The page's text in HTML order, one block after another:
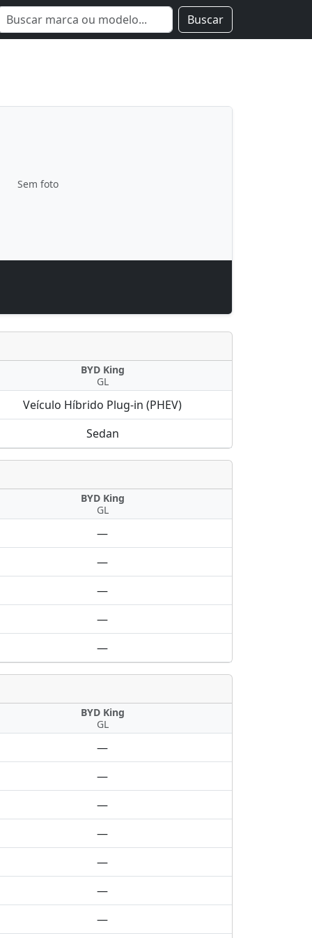
Buscar
Sem foto
BYD King
GL
Veículo Híbrido Plug-in (PHEV)
Sedan
BYD King
GL
—
—
—
—
—
BYD King
GL
—
—
—
—
—
—
—